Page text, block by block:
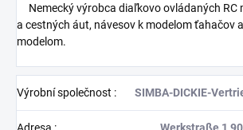
Nemecký výrobca diaľkovo ovládaných RC
a cestných áut, návesov k modelom ťahačov
modelom.
Výrobní společnost : SIMBA-DICKIE-